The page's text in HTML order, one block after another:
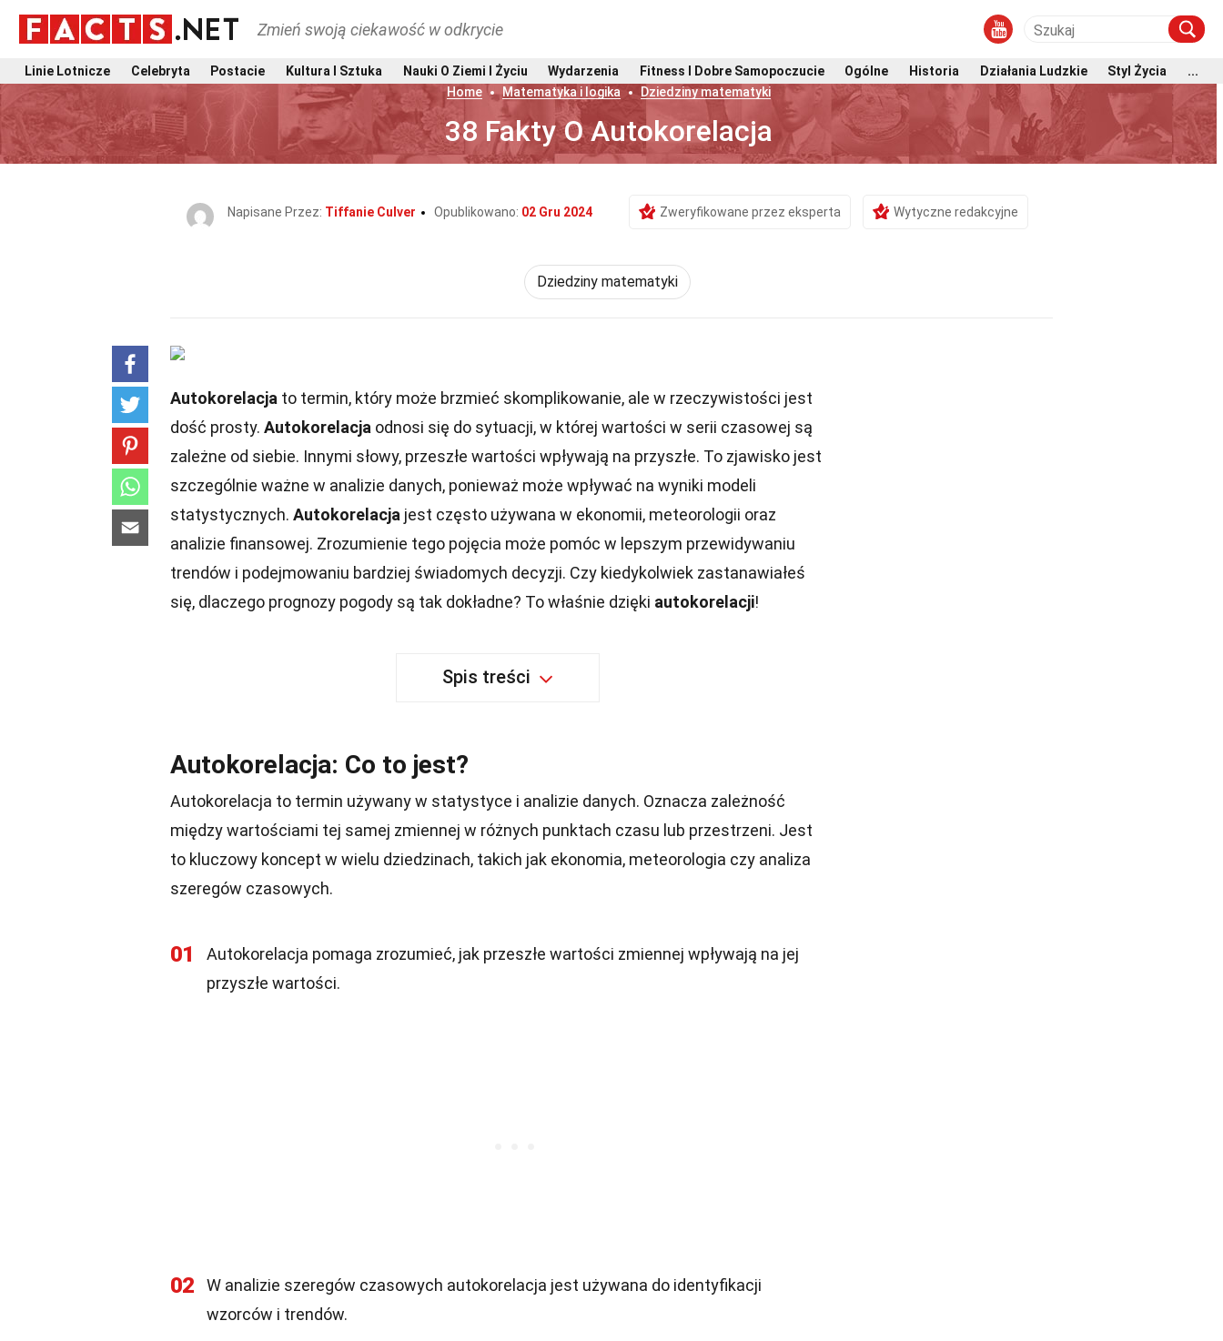
Zmień swoją ciekawość w odkrycie
Linie Lotnicze Celebryta Postacie Kultura I Sztuka Nauki O Ziemi I Życiu Wydarzenia Fitness I Dobre Samopoczucie Ogólne Historia Działania Ludzkie Styl Życia
...
Home
Matematyka i logika Dziedziny matematyki
38 Fakty O Autokorelacja
Napisane Przez: Tiffanie Culver Opublikowano: 02 Gru 2024 Zweryfikowane przez eksperta Wytyczne redakcyjne
Dziedziny matematyki
Autokorelacja to termin, który może brzmieć skomplikowanie, ale w rzeczywistości jest
dość prosty. Autokorelacja odnosi się do sytuacji, w której wartości w serii czasowej są
zależne od siebie. Innymi słowy, przeszłe wartości wpływają na przyszłe. To zjawisko jest
szczególnie ważne w analizie danych, ponieważ może wpływać na wyniki modeli
statystycznych. Autokorelacja jest często używana w ekonomii, meteorologii oraz
analizie finansowej. Zrozumienie tego pojęcia może pomóc w lepszym przewidywaniu
trendów i podejmowaniu bardziej świadomych decyzji. Czy kiedykolwiek zastanawiałeś
się, dlaczego prognozy pogody są tak dokładne? To właśnie dzięki autokorelacji!
Spis treści
Autokorelacja: Co to jest?
Autokorelacja to termin używany w statystyce i analizie danych. Oznacza zależność
między wartościami tej samej zmiennej w różnych punktach czasu lub przestrzeni. Jest
to kluczowy koncept w wielu dziedzinach, takich jak ekonomia, meteorologia czy analiza
szeregów czasowych.
01
Autokorelacja pomaga zrozumieć, jak przeszłe wartości zmiennej wpływają na jej
przyszłe wartości.
02
W analizie szeregów czasowych autokorelacja jest używana do identyfikacji
wzorców i trendów.